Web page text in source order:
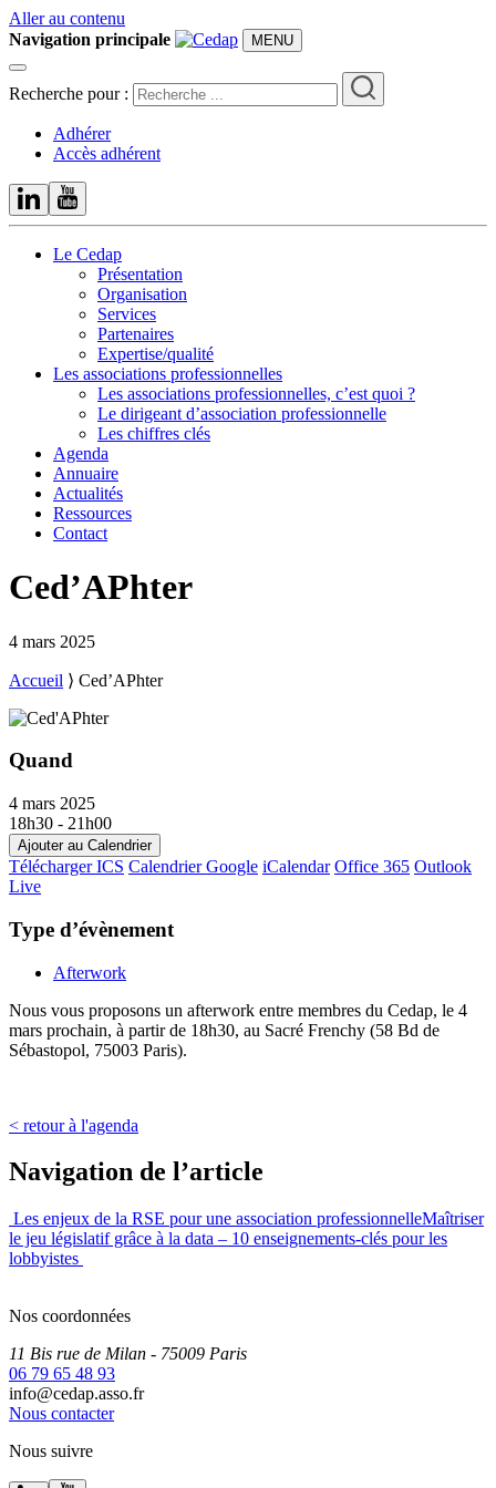
Aller au contenu
Navigation principale
MENU
Recherche pour :
Adhérer
Accès adhérent
Le Cedap
Présentation
Organisation
Services
Partenaires
Expertise/qualité
Les associations professionnelles
Les associations professionnelles, c’est quoi ?
Le dirigeant d’association professionnelle
Les chiffres clés
Agenda
Annuaire
Actualités
Ressources
Contact
Ced’APhter
4 mars 2025
Accueil ⟩ Ced’APhter
Quand
4 mars 2025
18h30 - 21h00
Ajouter au Calendrier
Télécharger ICS Calendrier Google iCalendar Office 365 Outlook
Live
Type d’évènement
Afterwork
Nous vous proposons un afterwork entre membres du Cedap, le 4
mars prochain, à partir de 18h30, au Sacré Frenchy (58 Bd de
Sébastopol, 75003 Paris).
< retour à l'agenda
Navigation de l’article
Les enjeux de la RSE pour une association professionnelleMaîtriser
le jeu législatif grâce à la data – 10 enseignements-clés pour les
lobbyistes
Nos coordonnées
11 Bis rue de Milan - 75009 Paris
06 79 65 48 93
info@cedap.asso.fr
Nous contacter
Nous suivre